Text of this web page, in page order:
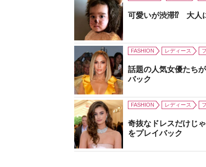
可愛いが渋滞⁉ 大人
FASHION レディース
話題の人気女優たち
バック
FASHION レディース
奇抜なドレスだけじ
をプレイバック